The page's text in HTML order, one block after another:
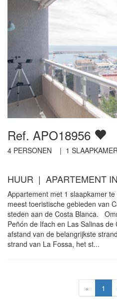
Ref. APO18956
4 PERSONEN | 1 SLAAPKAMER
HUUR | APARTEMENT
Appartement met 1 slaapkamer
meest toeristische gebieden van
steden aan de Costa Blanca.
Peñón de Ifach en Las Salinas
afstand van de belangrijkste
strand van La Fossa, het st...
« 1